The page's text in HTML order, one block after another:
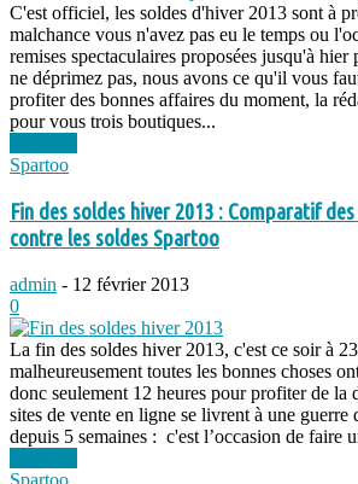
C'est officiel, les soldes d'hiver 2013 sont à
malchance vous n'avez pas eu le temps ou
remises spectaculaires proposées jusqu'à hier
ne déprimez pas, nous avons ce qu'il vous
profiter des bonnes affaires du moment, la
pour vous trois boutiques...
Spartoo
Fin des soldes hiver 2013 : Comparatif
contre les soldes Spartoo
admin - 12 février 2013
0
La fin des soldes hiver 2013, c'est ce soir à
malheureusement toutes les bonnes choses
donc seulement 12 heures pour profiter de la
sites de vente en ligne se livrent à une guerre
depuis 5 semaines : c'est l’occasion de faire